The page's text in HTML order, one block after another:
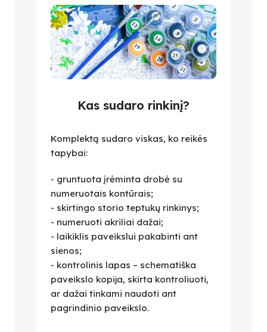
Kas sudaro rinkinį?
Komplektą sudaro viskas, ko reikės
tapybai:
- gruntuota įrėminta drobė su
numeruotais kontūrais;
- skirtingo storio teptukų rinkinys;
- numeruoti akriliai dažai;
- laikiklis paveikslui pakabinti ant
sienos;
- kontrolinis lapas – schematiška
paveikslo kopija, skirta kontroliuoti,
ar dažai tinkami naudoti ant
pagrindinio paveikslo.